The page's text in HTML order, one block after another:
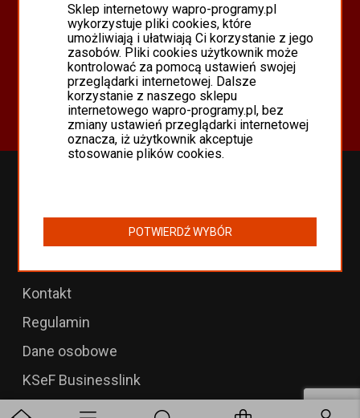
PROGRAMY MISTRAL
SYSTEM SCANMAG
Oferta
Programy Asseco WAPRO
Odnowienia 365 i aktualizacje
Programy WAPRO
Kontakt
Regulamin
Dane osobowe
KSeF Businesslink
Sklep internetowy wapro-programy.pl
wykorzystuje pliki cookies, które
umożliwiają i ułatwiają Ci korzystanie z jego
zasobów. Pliki cookies użytkownik może
kontrolować za pomocą ustawień swojej
przeglądarki internetowej. Dalsze
korzystanie z naszego sklepu
internetowego wapro-programy.pl, bez
zmiany ustawień przeglądarki internetowej
oznacza, iż użytkownik akceptuje
stosowanie plików cookies.
POTWIERDŹ WYBÓR